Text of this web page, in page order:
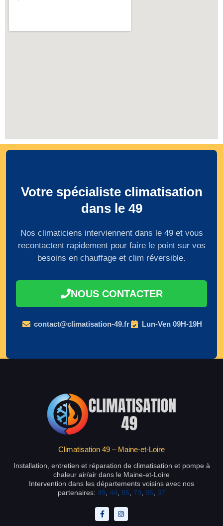
Votre spécialiste climatisation
dans le 49
Nos climaticiens interviennent dans le 49 et vous
recontactent rapidement pour faire le point sur vos
besoins en chauffage et clim réversible.
NOUS CONTACTER
contact@climatisation-49.fr Lun-Ven 09H-19H
Climatisation 49 – Maine-et-Loire
Installation, entretien et réparation de climatisation et pompe à
chaleur air/air dans le Maine-et-Loire
Intervention dans les départements voisins avec nos
partenaires: 49 44 85 79 86 37